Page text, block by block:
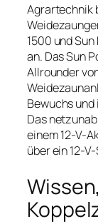
Agrartechnik
1500 und
an. Das Sun
Allrounder
Bewuchs
Das
einem 12-V-
über ein 12-